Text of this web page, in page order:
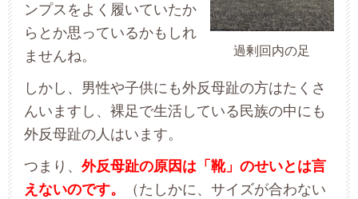
過剰回内の足
ンプスをよく履いていたか
らとか思っているかもしれ
ませんね。
しかし、男性や子供にも外反母趾の方はたくさ
んいますし、裸足で生活している民族の中にも
外反母趾の人はいます。
つまり、 外反母趾の原因は「靴」のせいとは言
えないのです。
（たしかに、サイズが合わない